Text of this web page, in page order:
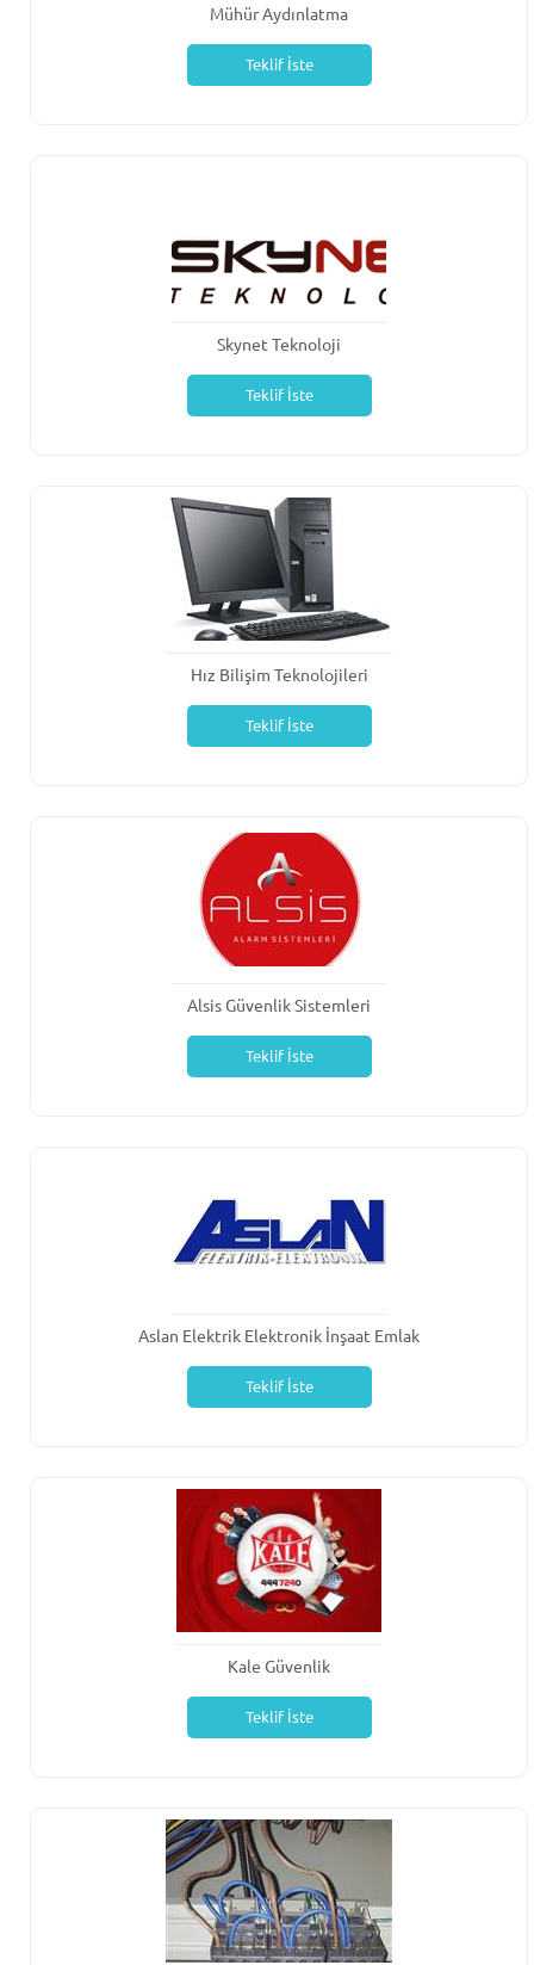
Mühür Aydınlatma
Teklif İste
Skynet Teknoloji
Teklif İste
Hız Bilişim Teknolojileri
Teklif İste
Alsis Güvenlik Sistemleri
Teklif İste
Aslan Elektrik Elektronik İnşaat Emlak
Teklif İste
Kale Güvenlik
Teklif İste